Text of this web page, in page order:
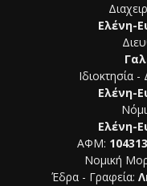
Ελένη-
Ιδιοκτησία
Ελένη-
Ελένη-
ΑΦΜ:
Νομική
Έδρα - Γραφεία: